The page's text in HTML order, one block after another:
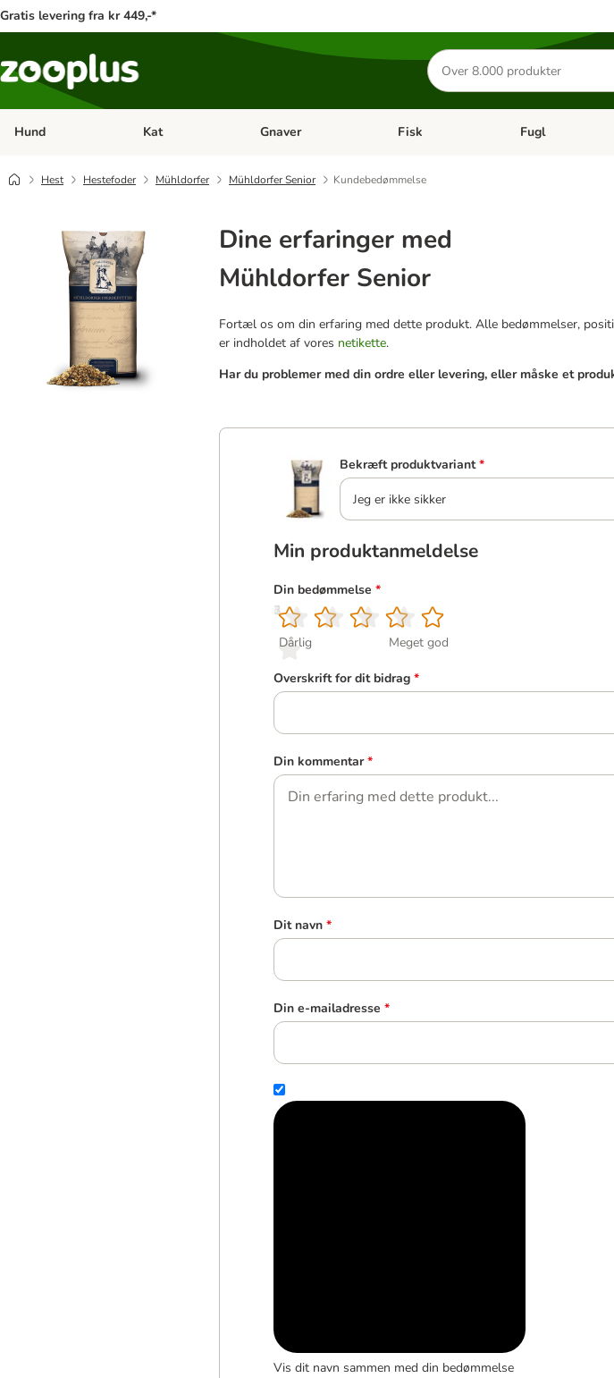
Gratis levering fra kr 449,-*
Søg
efter
produkter
Hund Åben kategori menu: Hund
Kat Åben kategori menu: Kat
Gnaver Åben kategori menu: Gnaver
Fisk Åben kategori
Fugl
Hest Hestefoder Mühldorfer Mühldorfer Senior Kundebedømmelse
Dine erfaringer med
Mühldorfer Senior
Fortæl os om din erfaring med dette produkt. Alle bedømmelser,
er indholdet af vores netikette.
Har du problemer med din ordre eller levering, eller måske et
Bekræft produktvariant *
Jeg er ikke sikker
Min produktanmeldelse
Din bedømmelse *
1
Dårlig
2
3
4
5
Meget god
Overskrift for dit bidrag *
Din kommentar *
Dit navn *
Din e-mailadresse *
Vis dit navn sammen med din bedømmelse